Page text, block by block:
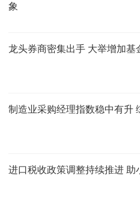
象
龙头券商密集出手 大举增加基
制造业采购经理指数稳中有升
进口税收政策调整持续推进 助